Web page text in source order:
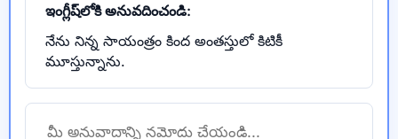
ఇంగ్లీష్‌లోకి అనువదించండి:
నేను నిన్న సాయంత్రం కింద అంతస్తులో కిటికీ
మూస్తున్నాను.